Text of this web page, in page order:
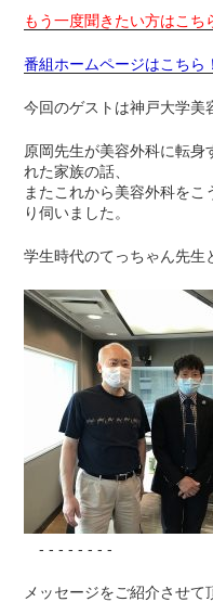
もう一度聞きたい方はこち
番組ホームページはこちら！
今回のゲストは神戸大学美
原岡先生が美容外科に転身
れた家族の話、
またこれから美容外科を
り伺いました。
学生時代のてっちゃん先生
- - - - - - - -
メッセージをご紹介させて